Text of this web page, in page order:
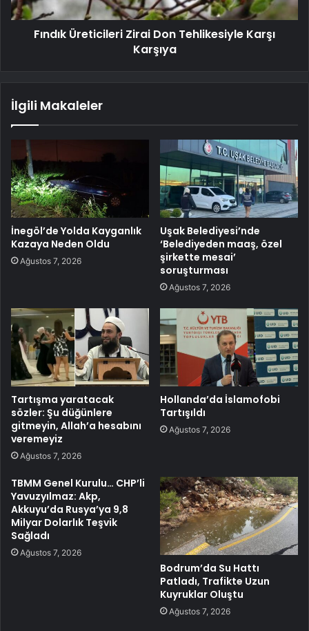
Fındık Üreticileri Zirai Don Tehlikesiyle Karşı
Karşıya
İlgili Makaleler
İnegöl’de Yolda Kayganlık
Kazaya Neden Oldu
Ağustos 7, 2026
Uşak Belediyesi’nde
‘Belediyeden maaş, özel
şirkette mesai’
soruşturması
Ağustos 7, 2026
Tartışma yaratacak
sözler: Şu düğünlere
gitmeyin, Allah’a hesabını
veremeyiz
Ağustos 7, 2026
Hollanda’da İslamofobi
Tartışıldı
Ağustos 7, 2026
TBMM Genel Kurulu… CHP’li
Yavuzyılmaz: Akp,
Akkuyu’da Rusya’ya 9,8
Milyar Dolarlık Teşvik
Sağladı
Ağustos 7, 2026
Bodrum’da Su Hattı
Patladı, Trafikte Uzun
Kuyruklar Oluştu
Ağustos 7, 2026